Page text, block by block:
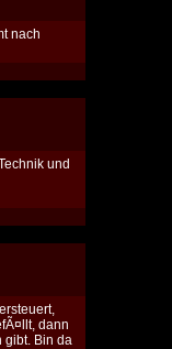
nach
und
dann
gibt. Bin da